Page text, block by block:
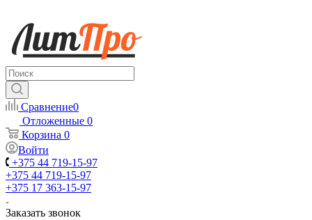
Сравнение0
Отложенные 0
Корзина 0
Войти
+375 44 719-15-97
+375 44 719-15-97
+375 17 363-15-97
Заказать звонок